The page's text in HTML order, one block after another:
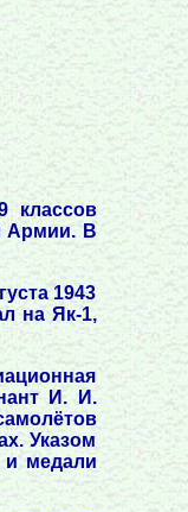
классов
Армии. В
1943
на Як-1,
И. И.
Указом
и медали